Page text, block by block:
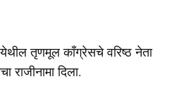
तृणमूल कॉंग्रेसचे वरिष्ठ नेता
राजीनामा दिला.